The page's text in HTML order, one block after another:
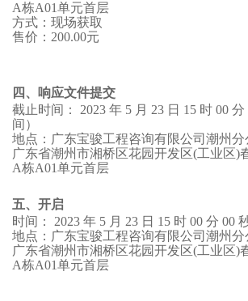
A栋A01单元首层
方式：现场获取
售价： 200.00元
四、响应文件提交
截止时间： 2023 年 5 月 23 日 15 时 00 分
间）
地点： 广东宝骏工程咨询有限公司 潮州分
广东省潮州市湘桥区花园开发区(工业区)
A栋A01单元首层
五、开启
时间：
2023 年 5 月 23 日 15 时 00 分 00
地点： 广东宝骏工程咨询有限公司 潮州分
广东省潮州市湘桥区花园开发区(工业区)
A栋A01单元首层